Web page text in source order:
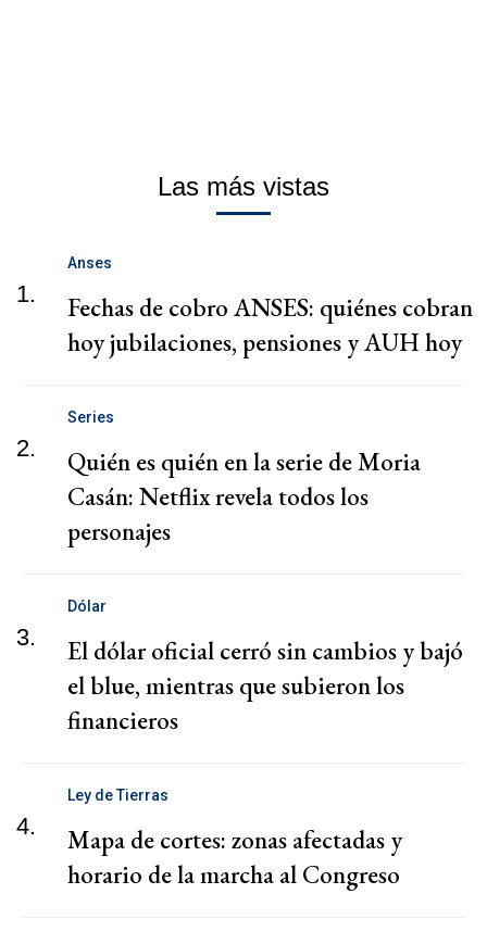
Las más vistas
1.
Anses
Fechas de cobro ANSES: quiénes cobran
hoy jubilaciones, pensiones y AUH hoy
2.
Series
Quién es quién en la serie de Moria
Casán: Netflix revela todos los
personajes
3.
Dólar
El dólar oficial cerró sin cambios y bajó
el blue, mientras que subieron los
financieros
4.
Ley de Tierras
Mapa de cortes: zonas afectadas y
horario de la marcha al Congreso